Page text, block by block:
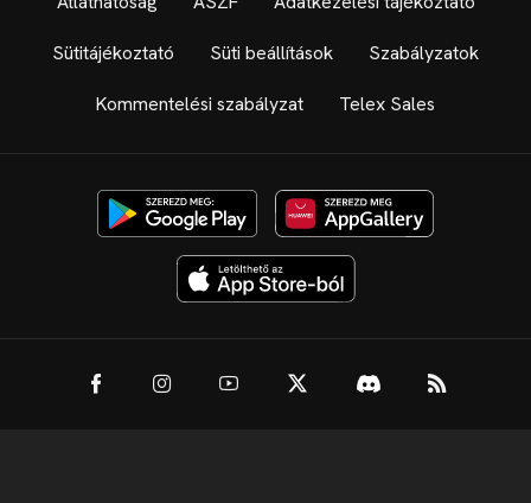
Sütitájékoztató Süti beállítások Szabályzatok
Kommentelési szabályzat Telex Sales